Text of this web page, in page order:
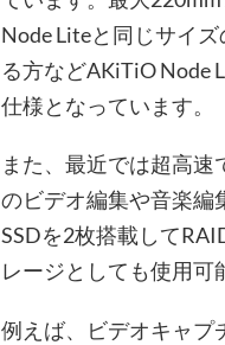
Node Liteと同じサイ
る方などAKiTiO Node
仕様となっています。
また、最近では超高速
のビデオ編集や音楽編
SSDを2枚搭載して
レージとしても使用可
例えば、ビデオキャプ